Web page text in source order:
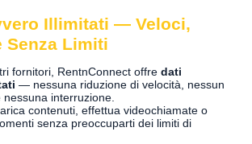
Illimitati — Veloci,
Senza Limiti
fornitori, RentnConnect offre dati
— nessuna riduzione di velocità, nessun
nessuna interruzione.
contenuti, effettua videochiamate o
senza preoccuparti dei limiti di